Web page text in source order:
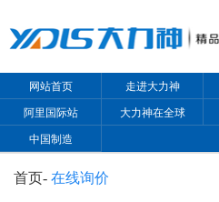
网站首页 走进大力神
阿里国际站 大力神在全球
中国制造
首页- 在线询价